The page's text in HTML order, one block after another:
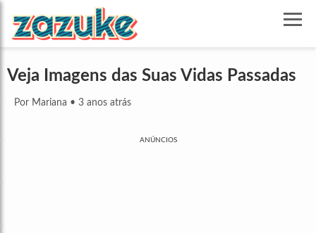
Veja Imagens das Suas Vidas Passadas
Por Mariana • 3 anos atrás
ANÚNCIOS